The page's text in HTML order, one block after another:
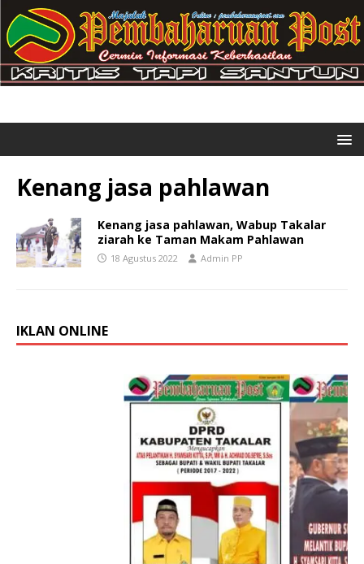
Kenang jasa pahlawan
Kenang jasa pahlawan, Wabup Takalar
ziarah ke Taman Makam Pahlawan
18 Agustus 2022 Admin PP
IKLAN ONLINE